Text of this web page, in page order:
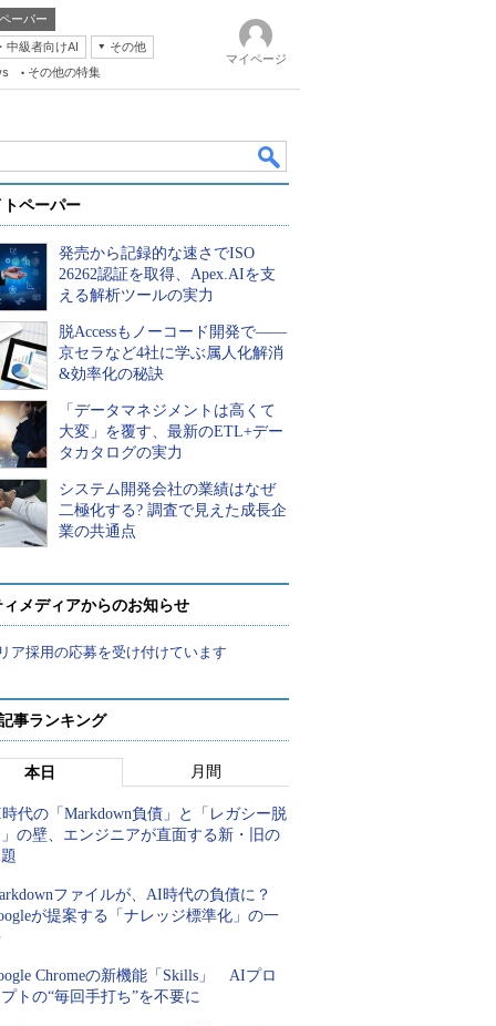
ーパー
中級者向けAI
その他
その他の特集
マイページ
ペーパー
発売から記録的な速さでISO
26262認証を取得、Apex.AIを支
える解析ツールの実力
脱Accessもノーコード開発で――
京セラなど4社に学ぶ属人化解消
&効率化の秘訣
「データマネジメントは高くて
大変」を覆す、最新のETL+デー
タカタログの実力
システム開発会社の業績はなぜ
二極化する? 調査で見えた成長企
業の共通点
メディアからのお知らせ
ア採用の応募を受け付けています
事ランキング
本日 月間
代の「Markdown負債」と「レガシー脱
の壁、エンジニアが直面する新・旧の
ファイルが、AI時代の負債に？
が提案する「ナレッジ標準化」の一
Chromeの新機能「Skills」 AIプロ
トの“毎回手打ち”を不要に